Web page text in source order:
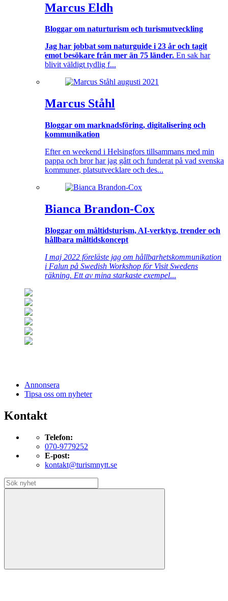
Marcus Eldh
Bloggar om naturturism och turismutveckling
Jag har jobbat som naturguide i 23 år och tagit
emot besökare från mer än 75 länder. En sak har
blivit väldigt tydlig f...
Marcus Ståhl
Bloggar om marknadsföring, digitalisering och
kommunikation
Efter en weekend i Helsingfors tillsammans med min
pappa och bror har jag gått och funderat på vad svenska
kommuner, platsutvecklare och des...
Bianca Brandon-Cox
Bloggar om måltidsturism, AI-verktyg, trender och
hållbara måltidskoncept
I maj 2022 föreläste jag om hållbarhetskommunikation
i Falun på Swedish Workshop för Visit Swedens
räkning. Ett av mina starkaste exempel...
Annonsera
Tipsa oss om nyheter
Kontakt
Telefon:
070-9779252
E-post:
kontakt@turismnytt.se